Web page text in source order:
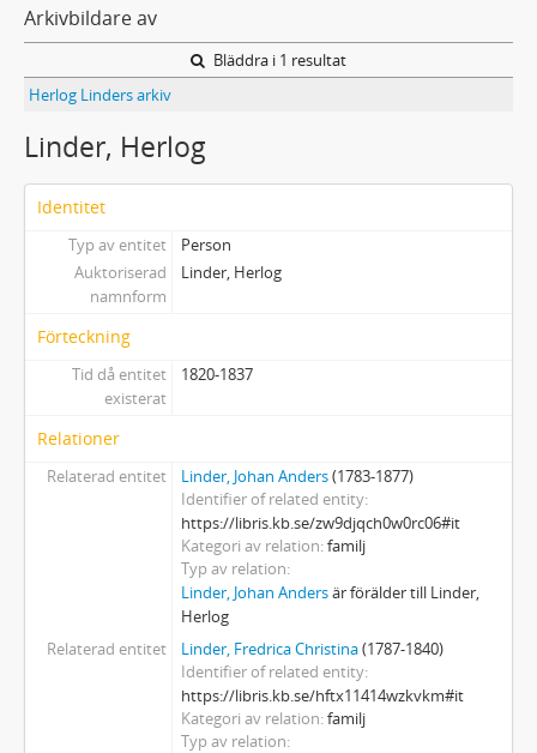
Arkivbildare av
Bläddra i 1 resultat
Herlog Linders arkiv
Linder, Herlog
Identitet
Typ av entitet
Person
Auktoriserad
namnform
Linder, Herlog
Förteckning
Tid då entitet
existerat
1820-1837
Relationer
Relaterad entitet Linder, Johan Anders(1783-1877)
Identifier of related entity
https://libris.kb.se/zw9djqch0w0rc06#it
Kategori av relation familj
Typ av relation
Linder, Johan Andersär förälder till Linder,
Herlog
Relaterad entitet
Linder, Fredrica Christina(1787-1840)
Identifier of related entity
https://libris.kb.se/hftx11414wzkvkm#it
Kategori av relation familj
Typ av relation